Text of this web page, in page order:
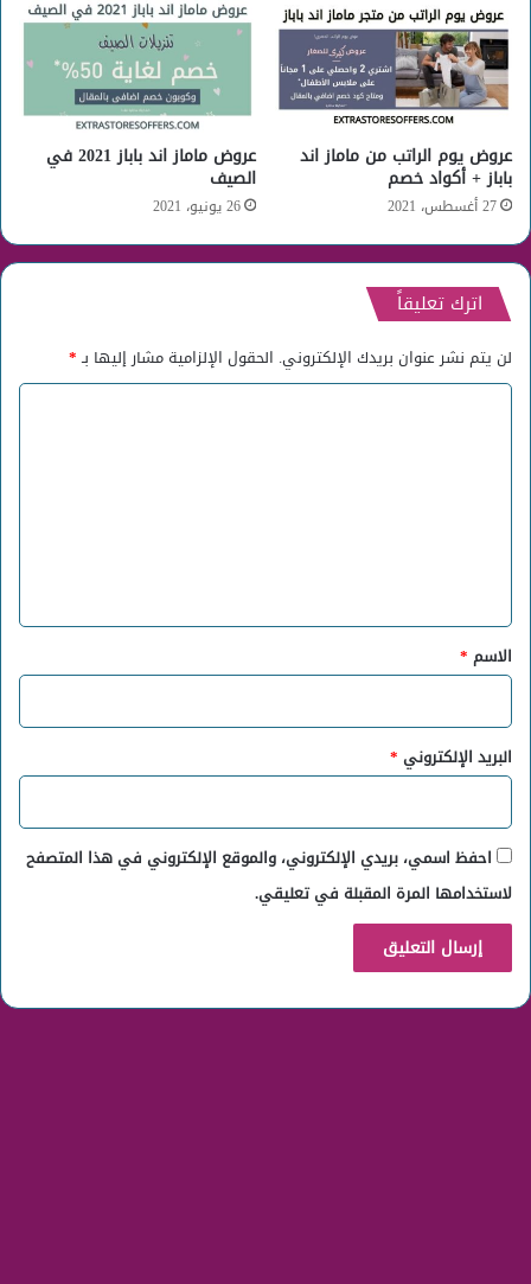
عروض يوم الراتب من ماماز اند
باباز + أكواد خصم
27 أغسطس، 2021
عروض ماماز اند باباز 2021 في
الصيف
26 يونيو، 2021
اترك تعليقاً
لن يتم نشر عنوان بريدك الإلكتروني. الحقول الإلزامية مشار إليها بـ*
*
الاسم *
البريد الإلكتروني *
احفظ اسمي، بريدي الإلكتروني، والموقع الإلكتروني في هذا المتصفح
لاستخدامها المرة المقبلة في تعليقي.